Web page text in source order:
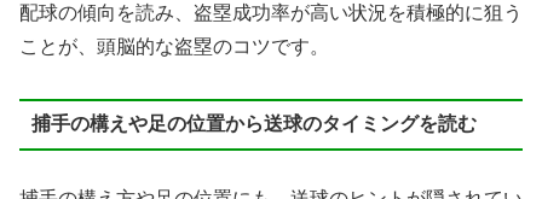
配球の傾向を読み、盗塁成功率が高い状況を積極的に狙う
ことが、頭脳的な盗塁のコツです。
捕手の構えや足の位置から送球のタイミングを読む